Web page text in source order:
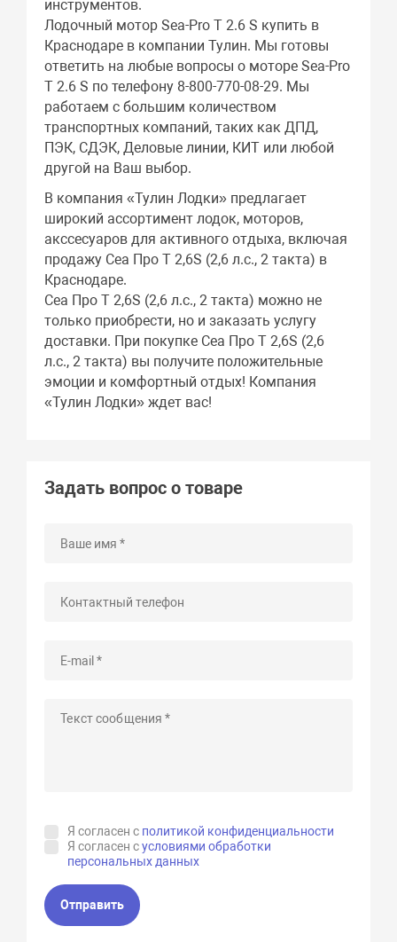
инструментов.
Лодочный мотор Sea-Pro Т 2.6 S купить в
Краснодаре в компании Тулин. Мы готовы
ответить на любые вопросы о моторе Sea-Pro
Т 2.6 S по телефону 8-800-770-08-29. Мы
работаем с большим количеством
транспортных компаний, таких как ДПД,
ПЭК, СДЭК, Деловые линии, КИТ или любой
другой на Ваш выбор.
В компания «Тулин Лодки» предлагает
широкий ассортимент лодок, моторов,
акссесуаров для активного отдыха, включая
продажу Сеа Про Т 2,6S (2,6 л.с., 2 такта) в
Краснодаре.
Сеа Про Т 2,6S (2,6 л.с., 2 такта) можно не
только приобрести, но и заказать услугу
доставки. При покупке Сеа Про Т 2,6S (2,6
л.с., 2 такта) вы получите положительные
эмоции и комфортный отдых! Компания
«Тулин Лодки» ждет вас!
Задать вопрос о товаре
Я согласен с политикой конфиденциальности
Я согласен сусловиями обработки
персональных данных
Отправить